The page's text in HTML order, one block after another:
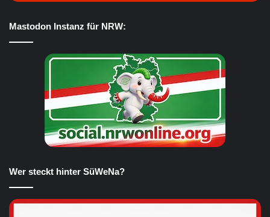
Mastodon Instanz für NRW:
Wer steckt hinter SüWeNa?